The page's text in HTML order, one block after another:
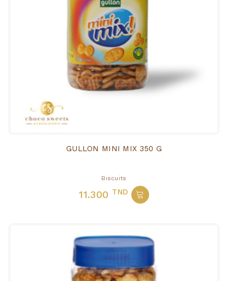
GULLON MINI MIX 350 G
Biscuits
11.300 TND